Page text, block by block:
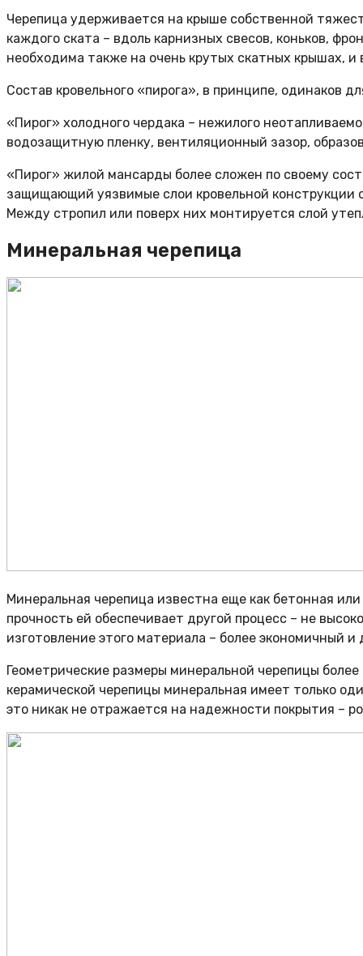
Черепица удерживается на крыше собственной
каждого ската – вдоль карнизных свесов, коньков,
необходима также на очень крутых скатных крышах, и
Состав кровельного «пирога», в принципе, одинаков
«Пирог» холодного чердака – нежилого
водозащитную пленку, вентиляционный зазор,
«Пирог» жилой мансарды более сложен по своему
защищающий уязвимые слои кровельной конструкции
Между стропил или поверх них монтируется слой
Минеральная черепица
Минеральная черепица известна еще как бетонная
прочность ей обеспечивает другой процесс – не
изготовление этого материала – более экономичный
Геометрические размеры минеральной черепицы
керамической черепицы минеральная имеет только
это никак не отражается на надежности покрытия –